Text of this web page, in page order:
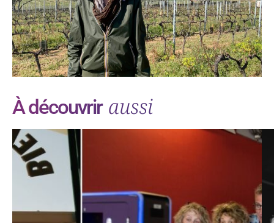
À découvrir aussi